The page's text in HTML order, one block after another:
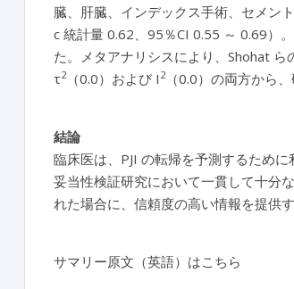
臓、肝臓、インデックス手術、セメン
c 統計量 0.62、95％CI 0.55 ～ 0.69）
た。メタアナリシスにより、Shohat
τ2（0.0）および I 2（0.0）の両方から
結論
臨床医は、PJI の転帰を予測するため
妥当性検証研究において一貫して十分
れた場合に、信頼度の高い情報を提供
サマリー原文（英語）はこちら